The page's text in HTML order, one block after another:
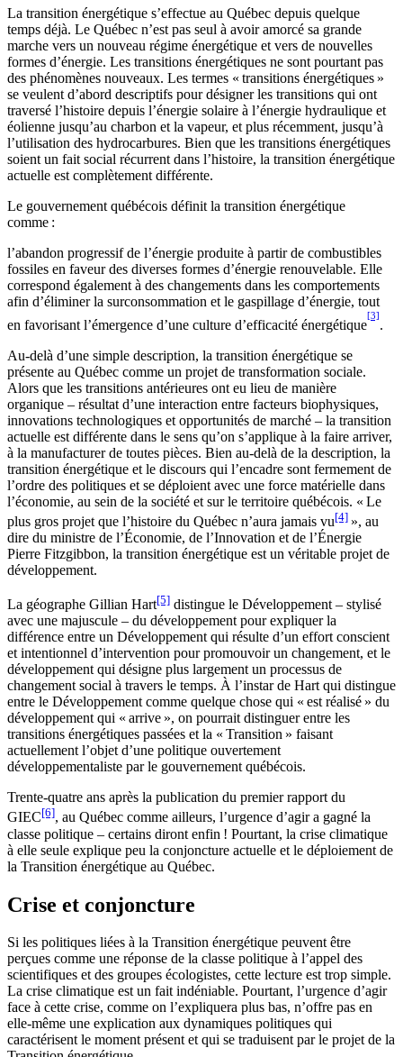
La transition énergétique s’effectue au Québec depuis quelque
temps déjà. Le Québec n’est pas seul à avoir amorcé sa grande
marche vers un nouveau régime énergétique et vers de nouvelles
formes d’énergie. Les transitions énergétiques ne sont pourtant pas
des phénomènes nouveaux. Les termes « transitions énergétiques »
se veulent d’abord descriptifs pour désigner les transitions qui ont
traversé l’histoire depuis l’énergie solaire à l’énergie hydraulique et
éolienne jusqu’au charbon et la vapeur, et plus récemment, jusqu’à
l’utilisation des hydrocarbures. Bien que les transitions énergétiques
soient un fait social récurrent dans l’histoire, la transition énergétique
actuelle est complètement différente.
Le gouvernement québécois définit la transition énergétique
comme :
l’abandon progressif de l’énergie produite à partir de combustibles
fossiles en faveur des diverses formes d’énergie renouvelable. Elle
correspond également à des changements dans les comportements
afin d’éliminer la surconsommation et le gaspillage d’énergie, tout
en favorisant l’émergence d’une culture d’efficacité énergétique
[3]
.
Au-delà d’une simple description, la transition énergétique se
présente au Québec comme un projet de transformation sociale.
Alors que les transitions antérieures ont eu lieu de manière
organique – résultat d’une interaction entre facteurs biophysiques,
innovations technologiques et opportunités de marché – la transition
actuelle est différente dans le sens qu’on s’applique à la faire arriver,
à la manufacturer de toutes pièces. Bien au-delà de la description, la
transition énergétique et le discours qui l’encadre sont fermement de
l’ordre des politiques et se déploient avec une force matérielle dans
l’économie, au sein de la société et sur le territoire québécois. « Le
plus gros projet que l’histoire du Québec n’aura jamais vu[4] », au
dire du ministre de l’Économie, de l’Innovation et de l’Énergie
Pierre Fitzgibbon, la transition énergétique est un véritable projet de
développement.
La géographe Gillian Hart[5] distingue le Développement – stylisé
avec une majuscule – du développement pour expliquer la
différence entre un Développement qui résulte d’un effort conscient
et intentionnel d’intervention pour promouvoir un changement, et le
développement qui désigne plus largement un processus de
changement social à travers le temps. À l’instar de Hart qui distingue
entre le Développement comme quelque chose qui « est réalisé » du
développement qui « arrive », on pourrait distinguer entre les
transitions énergétiques passées et la « Transition » faisant
actuellement l’objet d’une politique ouvertement
développementaliste par le gouvernement québécois.
Trente-quatre ans après la publication du premier rapport du
GIEC[6], au Québec comme ailleurs, l’urgence d’agir a gagné la
classe politique – certains diront enfin ! Pourtant, la crise climatique
à elle seule explique peu la conjoncture actuelle et le déploiement de
la Transition énergétique au Québec.
Crise et conjoncture
Si les politiques liées à la Transition énergétique peuvent être
perçues comme une réponse de la classe politique à l’appel des
scientifiques et des groupes écologistes, cette lecture est trop simple.
La crise climatique est un fait indéniable. Pourtant, l’urgence d’agir
face à cette crise, comme on l’expliquera plus bas, n’offre pas en
elle-même une explication aux dynamiques politiques qui
caractérisent le moment présent et qui se traduisent par le projet de la